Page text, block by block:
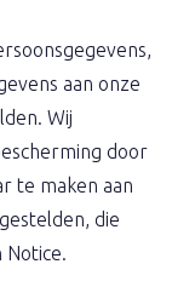
aan onze
Wij
door
te maken aan
die
Notice.